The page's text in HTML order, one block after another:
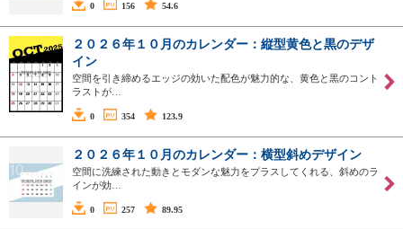
0 156 54.6
２０２６年１０月のカレンダー：縦型黄色と黒のデザ
イン
空間を引き締めるエッジの効いた配色が魅力的な、黄色と黒のコント
ラストが…
0 354 123.9
２０２６年１０月のカレンダー：横型斜めデザイン
空間に洗練された動きとモダンな魅力をプラスしてくれる、斜めのラ
インが効…
0 257 89.95